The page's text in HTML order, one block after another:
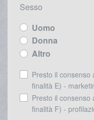
Sesso
Uomo
Donna
Altro
Presto il
finalità E) -
Presto il
finalità F) -